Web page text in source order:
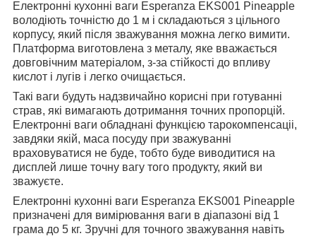
Електронні кухонні ваги Esperanza EKS001 Pineapple
володіють точністю до 1 м і складаються з цільного
корпусу, який після зважування можна легко вимити.
Платформа виготовлена з металу, яке вважається
довговічним матеріалом, з-за стійкості до впливу
кислот і лугів і легко очищається.
Такі ваги будуть надзвичайно корисні при готуванні
страв, які вимагають дотримання точних пропорцій.
Електронні ваги обладнані функцією тарокомпенсаціі,
завдяки якій, маса посуду при зважуванні
враховуватися не буде, тобто буде виводитися на
дисплей лише точну вагу того продукту, який ви
зважуєте.
Електронні кухонні ваги Esperanza EKS001 Pineapple
призначені для вимірювання ваги в діапазоні від 1
грама до 5 кг. Зручні для точного зважування навіть